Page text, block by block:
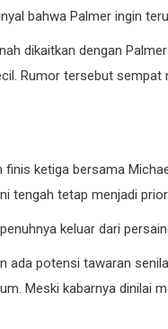
bahwa Palmer ingin
dikaitkan dengan
Rumor tersebut
ketiga bersama
tengah tetap menjadi
keluar dari
ada potensi tawaran
Meski kabarnya dinilai